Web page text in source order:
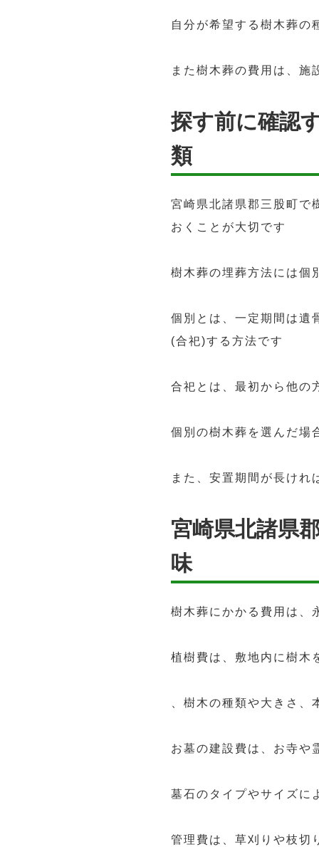
自分が希望する樹木葬の
また樹木葬の費用は、施
探す前に確認
類
宮崎県北諸県郡三股町で
おくことが大切です
樹木葬の埋葬方法には個
個別とは、一定期間は遺
(合祀)する方法です
合祀とは、最初から他の
個別の樹木葬を選んだ場
また、安置期間が長けれ
宮崎県北諸県
味
樹木葬にかかる費用は、
植樹費は、敷地内に樹木
、樹木の種類や大きさ
お墓の建設費は、お寺や
墓石のタイプやサイズに
管理費は、草刈りや枝切